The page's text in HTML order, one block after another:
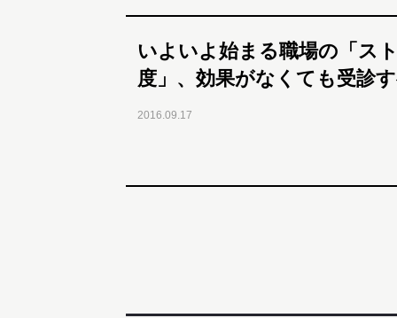
いよいよ始まる職場の「ス
度」、効果がなくても受診
2016.09.17